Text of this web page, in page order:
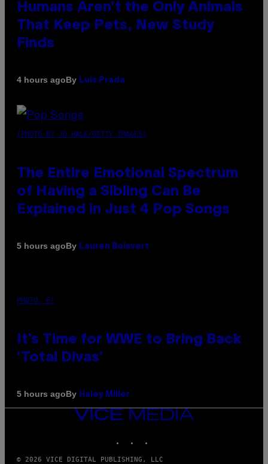
Humans Aren’t the Only Animals
That Keep Pets, New Study
Finds
4 hours agoBy Luis Prada
(PHOTO BY JO HALE/GETTY IMAGES)
The Entire Emotional Spectrum
of Having a Sibling Can Be
Explained in Just 4 Pop Songs
5 hours agoBy Lauren Boisvert
PHOTO: E!
It’s Time for WWE to Bring Back
‘Total Divas’
5 hours agoBy Haley Miller
VICE
MEDIA
© 2026 VICE DIGITAL PUBLISHING, LLC